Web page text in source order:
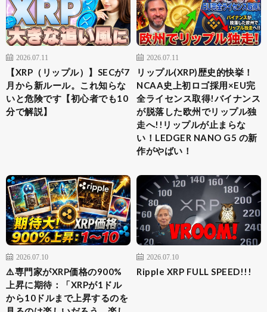
2026.07.11
【XRP（リップル）】SECが7
月から新ルール。これ知らな
いと危険です【初心者でも10
分で解説】
2026.07.11
リップル(XRP)歴史的快挙！
NCAA史上初ロゴ採用×EU完
全ライセンス取得!バイナンス
が脱落した欧州でリップル独
走へ!!リップルが止まらな
い！LEDGER NANO G5 の新
作がやばい！
2026.07.10
⚠️専門家がXRP価格の900%
上昇に期待：「XRPが1ドル
から10ドルまで上昇するのを
2026.07.10
Ripple XRP FULL SPEED!!!